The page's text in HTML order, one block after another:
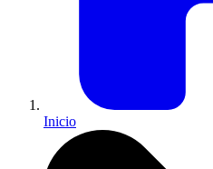
Inicio